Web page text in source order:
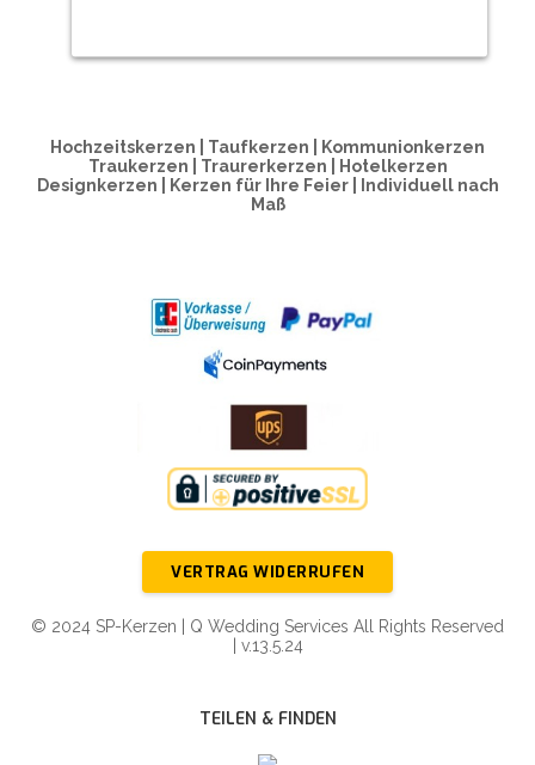
Hochzeitskerzen | Taufkerzen | Kommunionkerzen
Traukerzen | Traurerkerzen | Hotelkerzen
Designkerzen | Kerzen für Ihre Feier | Individuell nach
Maß
VERTRAG WIDERRUFEN
© 2024 SP-Kerzen | Q Wedding Services All Rights Reserved
| v.13.5.24
TEILEN & FINDEN